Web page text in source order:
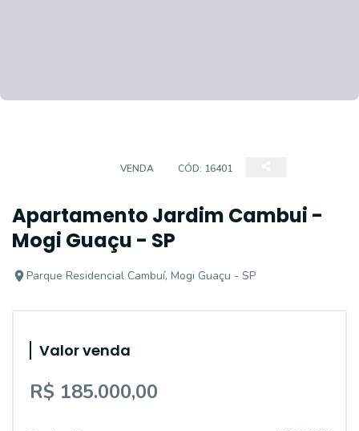
VENDA CÓD: 16401
Apartamento Jardim Cambui -
Mogi Guaçu - SP
Parque Residencial Cambuí, Mogi Guaçu - SP
Valor venda
R$ 185.000,00